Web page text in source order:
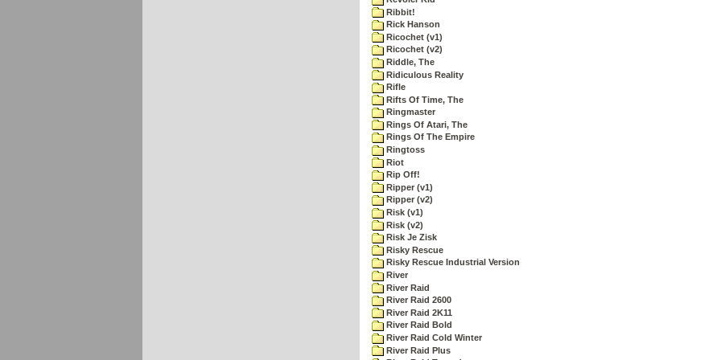
Ribbit!
Rick Hanson
Ricochet (v1)
Ricochet (v2)
Riddle, The
Ridiculous Reality
Rifle
Rifts Of Time, The
Ringmaster
Rings Of Atari, The
Rings Of The Empire
Ringtoss
Riot
Rip Off!
Ripper (v1)
Ripper (v2)
Risk (v1)
Risk (v2)
Risk Je Zisk
Risky Rescue
Risky Rescue Industrial Version
River
River Raid
River Raid 2600
River Raid 2K11
River Raid Bold
River Raid Cold Winter
River Raid Plus